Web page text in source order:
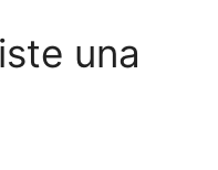
una